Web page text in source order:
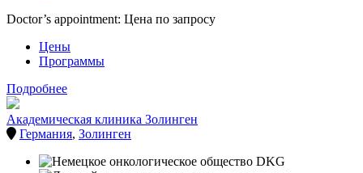
Doctor’s appointment: Цена по запросу
Цены
Программы
Подробнее
Академическая клиника Золинген
Германия, Золинген